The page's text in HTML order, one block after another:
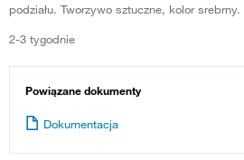
podziału. Tworzywo sztuczne, kolor srebrny.
2-3 tygodnie
Powiązane dokumenty
Dokumentacja